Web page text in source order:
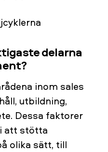
delarna
inom sales
utbildning,
Dessa faktorer
att stötta
olika sätt, till